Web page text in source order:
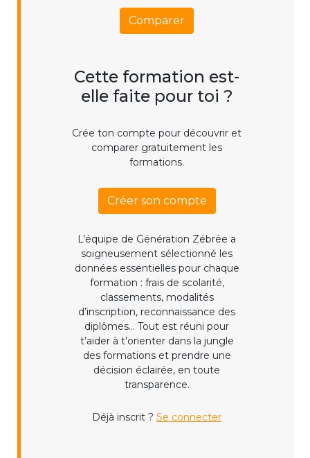
Comparer
Cette formation est-
elle faite pour toi ?
Crée ton compte pour découvrir et
comparer gratuitement les
formations.
Créer son compte
L’équipe de Génération Zébrée a
soigneusement sélectionné les
données essentielles pour chaque
formation : frais de scolarité,
classements, modalités
d’inscription, reconnaissance des
diplômes... Tout est réuni pour
t’aider à t’orienter dans la jungle
des formations et prendre une
décision éclairée, en toute
transparence.
Déjà inscrit ? Se connecter